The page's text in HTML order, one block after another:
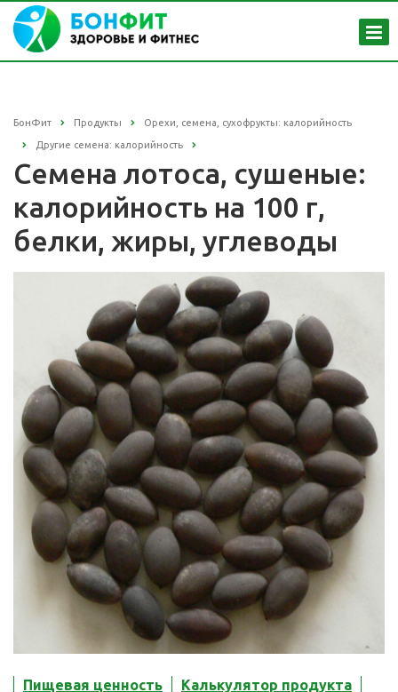
БонФит Продукты Орехи, семена, сухофрукты: калорийность
Другие семена: калорийность
Семена лотоса, сушеные:
калорийность на 100 г,
белки, жиры, углеводы
Пищевая ценность Калькулятор продукта